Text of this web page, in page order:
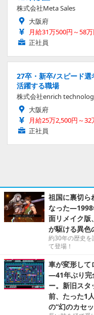
株式会社Meta Sales
大阪府
月給31万500円～58
正社員
27卒・新卒/スピード
活躍する職場
株式会社enrich
大阪府
月給25万2,500円～32
正社員
祖国に裏切ら
なった―1998
面リメイク版
が駆ける異色
約30年の歴史を
て登場！
車が変形して
―41年ぶり完
ー。新旧スタ
前、たった1
の“幻のカセ